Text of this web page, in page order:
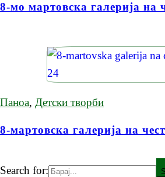
8-мо мартовска галерија на
Паноа, Детски творби
8-мартовска галерија на
Search for: